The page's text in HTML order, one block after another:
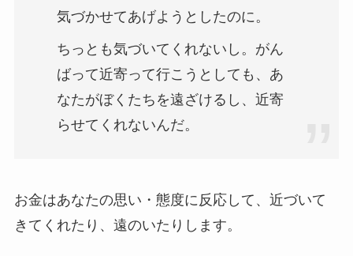
気づかせてあげようとしたのに。
ちっとも気づいてくれないし。がん
ばって近寄って行こうとしても、あ
なたがぼくたちを遠ざけるし、近寄
らせてくれないんだ。
お金はあなたの思い・態度に反応して、近づいて
きてくれたり、遠のいたりします。